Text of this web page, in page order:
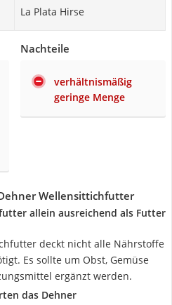
La Plata Hirse
Nachteile
verhältnismäßig
geringe Menge
Wellensittichfutter
allein ausreichend als Futter
deckt nicht alle Nährstoffe
Es sollte um Obst, Gemüse
ergänzt werden.
das Dehner